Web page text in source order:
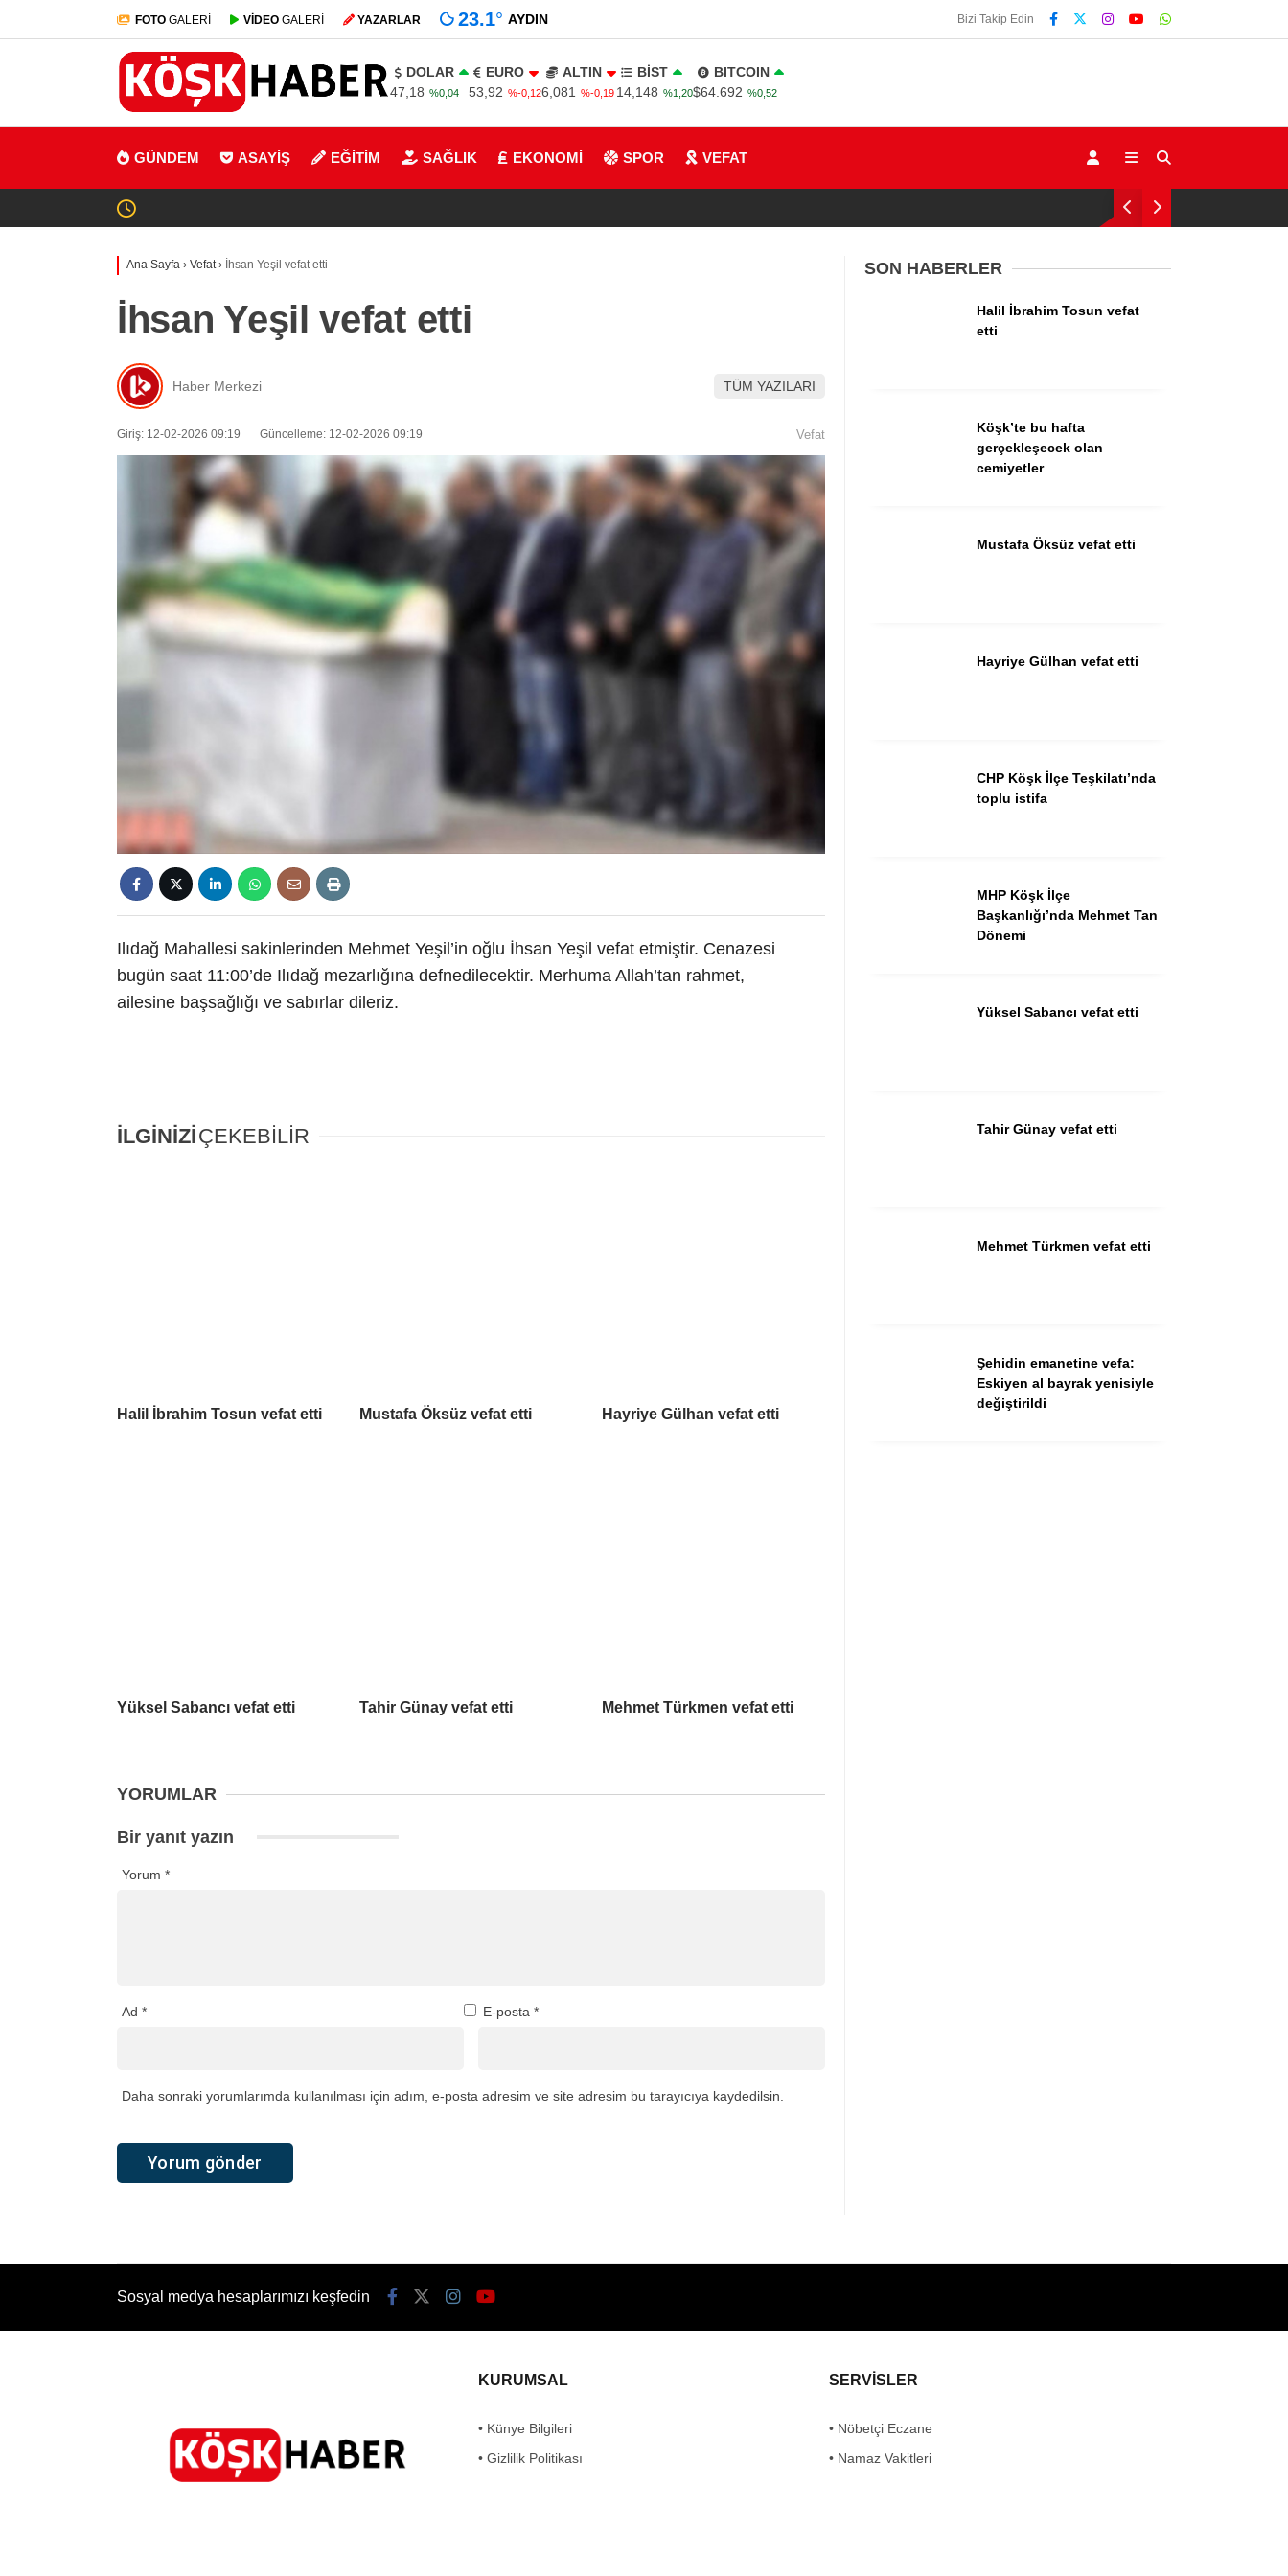
Gündem
Güncel
Sağlık
WhatsApp İhbar
FOTO GALERİ VİDEO GALERİ YAZARLAR 23.1° AYDIN Bizi Takip Edin
DOLAR
47,18 %0,04
EURO
53,92 %-0,12
ALTIN
6,081
%-0,19
BİST
14,148 %1,20
BITCOIN
$64.692 %0,52
GÜNDEM ASAYİŞ EĞİTİM SAĞLIK EKONOMİ SPOR VEFAT
Ana Sayfa › Vefat› İhsan Yeşil vefat etti
İhsan Yeşil vefat etti
Haber Merkezi TÜM YAZILARI
Giriş: 12-02-2026 09:19 Güncelleme: 12-02-2026 09:19 Vefat
Ilıdağ Mahallesi sakinlerinden Mehmet Yeşil’in oğlu İhsan Yeşil vefat etmiştir. Cenazesi
bugün saat 11:00’de Ilıdağ mezarlığına defnedilecektir. Merhuma Allah’tan rahmet,
ailesine başsağlığı ve sabırlar dileriz.
İLGİNİZİÇEKEBİLİR
Halil İbrahim Tosun vefat etti Mustafa Öksüz vefat etti Hayriye Gülhan vefat etti
Yüksel Sabancı vefat etti Tahir Günay vefat etti Mehmet Türkmen vefat etti
YORUMLAR
Bir yanıt yazın
Yorum *
Ad * E-posta *
Daha sonraki yorumlarımda kullanılması için adım, e-posta adresim ve site adresim bu tarayıcıya kaydedilsin.
SON HABERLER
Halil İbrahim Tosun vefat
etti
Köşk’te bu hafta
gerçekleşecek olan
cemiyetler
Mustafa Öksüz vefat etti
Hayriye Gülhan vefat etti
CHP Köşk İlçe Teşkilatı’nda
toplu istifa
MHP Köşk İlçe
Başkanlığı’nda Mehmet Tan
Dönemi
Yüksel Sabancı vefat etti
Tahir Günay vefat etti
Mehmet Türkmen vefat etti
Şehidin emanetine vefa:
Eskiyen al bayrak yenisiyle
değiştirildi
Sosyal medya hesaplarımızı keşfedin
KURUMSAL
• Künye Bilgileri
• Gizlilik Politikası
SERVİSLER
• Nöbetçi Eczane
• Namaz Vakitleri